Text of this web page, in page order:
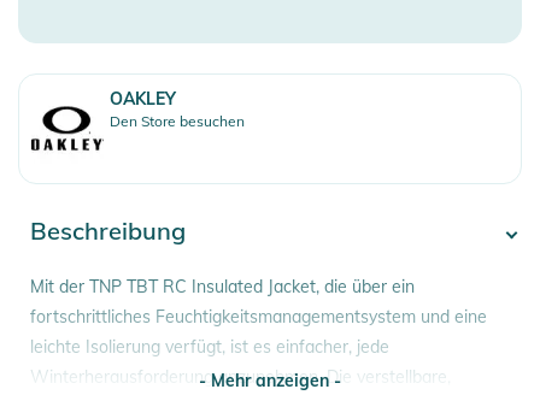
OAKLEY
Den Store besuchen
Beschreibung
Mit der TNP TBT RC Insulated Jacket, die über ein
fortschrittliches Feuchtigkeitsmanagementsystem und eine
leichte Isolierung verfügt, ist es einfacher, jede
Winterherausforderung anzunehmen. Die verstellbare,
- Mehr anzeigen -